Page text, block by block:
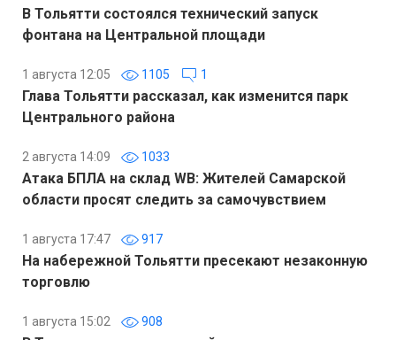
В Тольятти состоялся технический запуск
фонтана на Центральной площади
1 августа 12:05 1105 1
Глава Тольятти рассказал, как изменится парк
Центрального района
2 августа 14:09 1033
Атака БПЛА на склад WB: Жителей Самарской
области просят следить за самочувствием
1 августа 17:47 917
На набережной Тольятти пресекают незаконную
торговлю
1 августа 15:02 908